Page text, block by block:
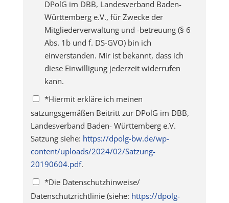
DPolG im DBB, Landesverband Baden-
Württemberg e.V., für Zwecke der
Mitgliederverwaltung und -betreuung (§ 6
Abs. 1b und f. DS-GVO) bin ich
einverstanden. Mir ist bekannt, dass ich
diese Einwilligung jederzeit widerrufen
kann.
*Hiermit erkläre ich meinen
satzungsgemäßen Beitritt zur DPolG im DBB,
Landesverband Baden- Württemberg e.V.
Satzung siehe: https://dpolg-bw.de/wp-
content/uploads/2024/02/Satzung-
20190604.pdf.
*Die Datenschutzhinweise/
Datenschutzrichtlinie (siehe: https://dpolg-